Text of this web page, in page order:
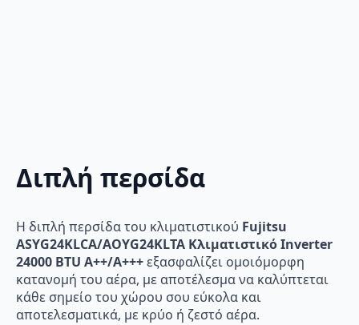
Διπλή περσίδα
Η διπλή περσίδα του κλιματιστικού Fujitsu
ASYG24KLCA/AOYG24KLTA Κλιματιστικό Inverter
24000 BTU A++/A+++εξασφαλίζει ομοιόμορφη
κατανομή του αέρα, με αποτέλεσμα να καλύπτεται
κάθε σημείο του χώρου σου εύκολα και
αποτελεσματικά, με κρύο ή ζεστό αέρα.